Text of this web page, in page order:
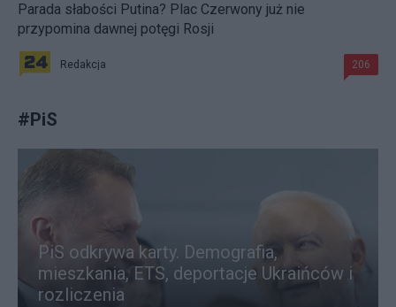
Parada słabości Putina? Plac Czerwony już nie
przypomina dawnej potęgi Rosji
Redakcja 206
#PiS
PiS odkrywa karty. Demografia,
mieszkania, ETS, deportacje Ukraińców i
rozliczenia